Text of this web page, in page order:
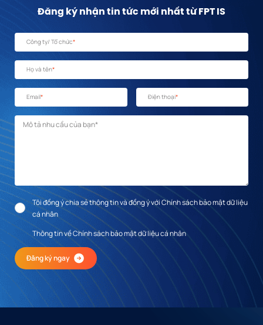
Đăng ký nhận tin tức mới nhất từ FPT IS
Công ty/ Tổ chức*
Họ và tên*
Email* Điện thoại*
Mô tả nhu cầu *
Tôi đồng ý chia sẻ thông tin và đồng ý với Chính sách bảo mật dữ liệu
cá nhân
Thông tin về Chính sách bảo mật dữ liệu cá nhân
Đăng ký ngay